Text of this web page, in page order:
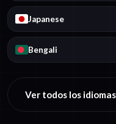
Japanese
Bengali
Ver todos los